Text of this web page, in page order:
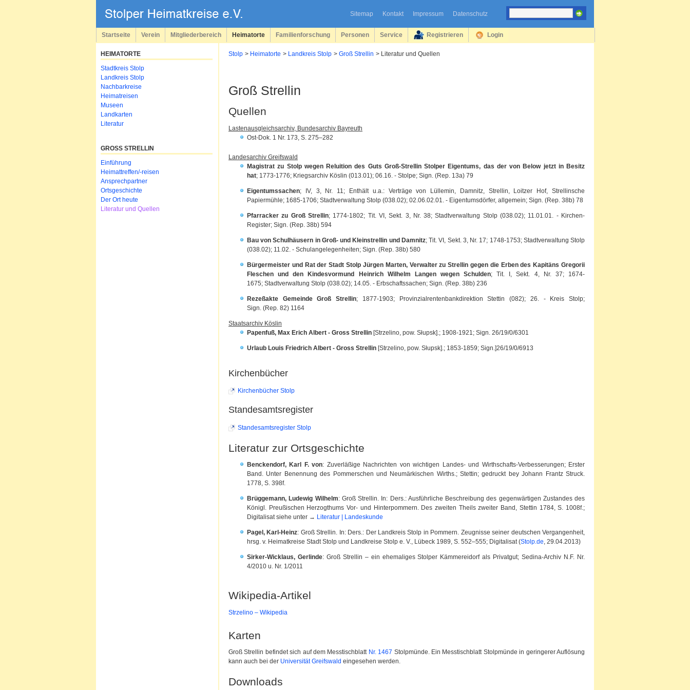
Sitemap Kontakt Impressum Datenschutz
überspringen
Startseite Verein Mitgliederbereich Heimatorte Familienforschung Personen Service Registrieren Login
Stolp Heimatorte Landkreis Stolp Groß Strellin Literatur und Quellen
Groß Strellin
Quellen
Lastenausgleichsarchiv, Bundesarchiv Bayreuth
Ost-Dok. 1 Nr. 173, S. 275–282
Landesarchiv Greifswald
Magistrat zu Stolp wegen Reluition des Guts Groß-Strellin Stolper Eigentums, das der von Below jetzt in Besitz
hat; 1773-1776; Kriegsarchiv Köslin (013.01); 06.16. - Stolpe; Sign. (Rep. 13a) 79
Eigentumssachen; IV, 3, Nr. 11; Enthält u.a.: Verträge von Lüllemin, Damnitz, Strellin, Loitzer Hof, Strellinsche
Papiermühle; 1685-1706; Stadtverwaltung Stolp (038.02); 02.06.02.01. - Eigentumsdörfer, allgemein; Sign. (Rep. 38b) 78
Pfarracker zu Groß Strellin; 1774-1802; Tit. VI, Sekt. 3, Nr. 38; Stadtverwaltung Stolp (038.02); 11.01.01. - Kirchen-
Register; Sign. (Rep. 38b) 594
Bau von Schulhäusern in Groß- und Kleinstrellin und Damnitz; Tit. VI, Sekt. 3, Nr. 17; 1748-1753; Stadtverwaltung Stolp
(038.02); 11.02. - Schulangelegenheiten; Sign. (Rep. 38b) 580
Bürgermeister und Rat der Stadt Stolp Jürgen Marten, Verwalter zu Strellin gegen die Erben des Kapitäns Gregorii
Fleschen und den Kindesvormund Heinrich Wilhelm Langen wegen Schulden; Tit. I, Sekt. 4, Nr. 37; 1674-
1675; Stadtverwaltung Stolp (038.02); 14.05. - Erbschaftssachen; Sign. (Rep. 38b) 236
Rezeßakte Gemeinde Groß Strellin; 1877-1903; Provinzialrentenbankdirektion Stettin (082); 26. - Kreis Stolp;
Sign. (Rep. 82) 1164
Staatsarchiv Köslin
Papenfuß, Max Erich Albert - Gross Strellin [Strzelino, pow. Słupsk].; 1908-1921; Sign. 26/19/0/6301
Urlaub Louis Friedrich Albert - Gross Strellin [Strzelino, pow. Słupsk].; 1853-1859; Sign.]26/19/0/6913
Kirchenbücher
Kirchenbücher Stolp
Standesamtsregister
Standesamtsregister Stolp
Literatur zur Ortsgeschichte
Benckendorf, Karl F. von: Zuverläßige Nachrichten von wichtigen Landes- und Wirthschafts-Verbesserungen; Erster
Band. Unter Benennung des Pommerschen und Neumärkischen Wirths.; Stettin; gedruckt bey Johann Frantz Struck.
1778, S. 398f.
Brüggemann, Ludewig Wilhelm: Groß Strellin. In: Ders.: Ausführliche Beschreibung des gegenwärtigen Zustandes des
Königl. Preußischen Herzogthums Vor- und Hinterpommern. Des zweiten Theils zweiter Band, Stettin 1784, S. 1008f.;
Digitalisat siehe unter → Literatur | Landeskunde
Pagel, Karl-Heinz: Groß Strellin. In: Ders.: Der Landkreis Stolp in Pommern. Zeugnisse seiner deutschen Vergangenheit,
hrsg. v. Heimatkreise Stadt Stolp und Landkreise Stolp e. V., Lübeck 1989, S. 552–555; Digitalisat (Stolp.de, 29.04.2013)
Sirker-Wicklaus, Gerlinde: Groß Strellin – ein ehemaliges Stolper Kämmereidorf als Privatgut; Sedina-Archiv N.F. Nr.
4/2010 u. Nr. 1/2011
Wikipedia-Artikel
Strzelino – Wikipedia
Karten
Groß Strellin befindet sich auf dem Messtischblatt Nr. 1467 Stolpmünde. Ein Messtischblatt Stolpmünde in geringerer Auflösung
kann auch bei der Universität Greifswald eingesehen werden.
Downloads
HEIMATORTE
Navigation
überspringen
Stadtkreis Stolp
Landkreis Stolp
Nachbarkreise
Heimatreisen
Museen
Landkarten
Literatur
GROSS STRELLIN
Navigation
überspringen
Einführung
Heimattreffen/-reisen
Ansprechpartner
Ortsgeschichte
Der Ort heute
Literatur und Quellen